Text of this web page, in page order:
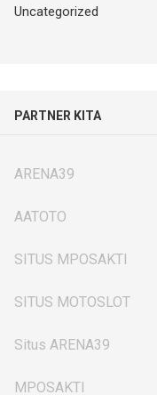
Uncategorized
PARTNER KITA
ARENA39
AATOTO
SITUS MPOSAKTI
SITUS MOTOSLOT
Situs ARENA39
MPOSAKTI